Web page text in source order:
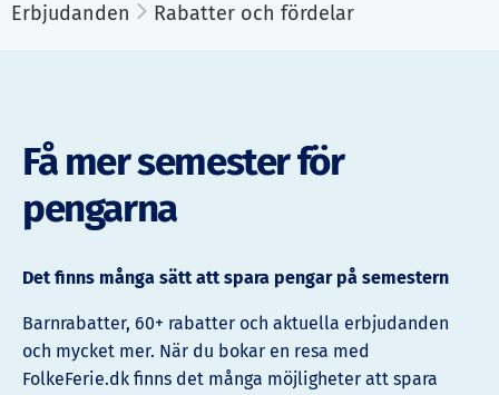
Erbjudanden Rabatter och fördelar
Få mer semester för
pengarna
Det finns många sätt att spara pengar på semestern
Barnrabatter, 60+ rabatter och aktuella erbjudanden
och mycket mer. När du bokar en resa med
FolkeFerie.dk finns det många möjligheter att spara